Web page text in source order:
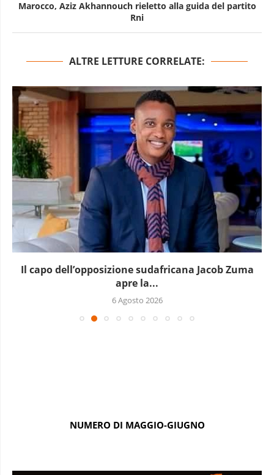
Marocco, Aziz Akhannouch rieletto alla guida del partito
Rni
ALTRE LETTURE CORRELATE:
Il capo dell’opposizione sudafricana Jacob Zuma
apre la...
6 Agosto 2026
NUMERO DI MAGGIO-GIUGNO